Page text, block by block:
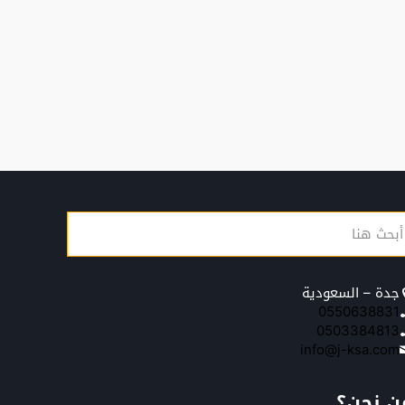
جدة – السعودية
0550638831
0503384813
info@j-ksa.com